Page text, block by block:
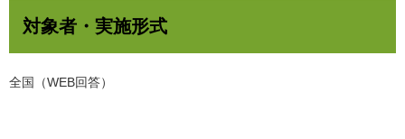
対象者・実施形式
全国（WEB回答）